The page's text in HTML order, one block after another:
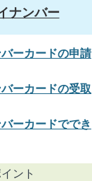
ナンバー
ーカードの申請
ーカードの受取
ーカードででき
ント